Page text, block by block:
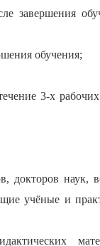
завершения
обучения;
3-х
докторов наук,
учёные и